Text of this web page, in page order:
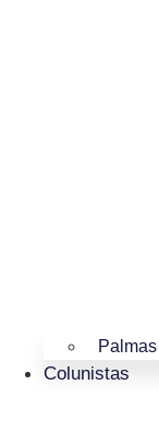
Palmas
Colunistas